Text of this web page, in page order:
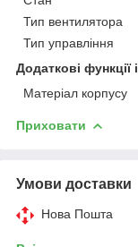
Тип вентилятора
Тип управління
Додаткові функції
Матеріал корпусу
Приховати
Умови доставки
Нова Пошта